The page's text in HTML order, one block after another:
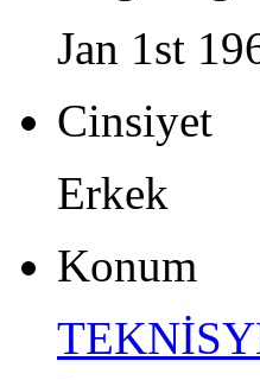
Jan 1st
Cinsiyet
Erkek
Konum